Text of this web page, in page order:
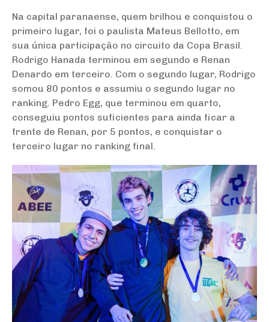
Na capital paranaense, quem brilhou e conquistou o
primeiro lugar, foi o paulista Mateus Bellotto, em
sua única participação no circuito da Copa Brasil.
Rodrigo Hanada terminou em segundo e Renan
Denardo em terceiro. Com o segundo lugar, Rodrigo
somou 80 pontos e assumiu o segundo lugar no
ranking. Pedro Egg, que terminou em quarto,
conseguiu pontos suficientes para ainda ficar a
frente de Renan, por 5 pontos, e conquistar o
terceiro lugar no ranking final.